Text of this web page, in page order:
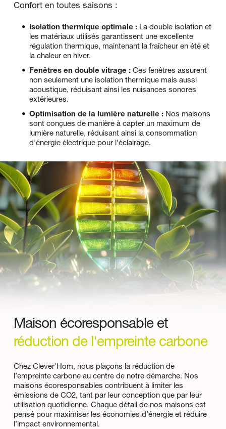
Confort en toutes saisons :
Isolation thermique optimale : La double isolation et
les matériaux utilisés garantissent une excellente
régulation thermique, maintenant la fraîcheur en été et
la chaleur en hiver.
Fenêtres en double vitrage : Ces fenêtres assurent
non seulement une isolation thermique mais aussi
acoustique, réduisant ainsi les nuisances sonores
extérieures.
Optimisation de la lumière naturelle : Nos maisons
sont conçues de manière à capter un maximum de
lumière naturelle, réduisant ainsi la consommation
d’énergie électrique pour l’éclairage.
Maison écoresponsable et
réduction de l'empreinte carbone
Chez Clever'Hom, nous plaçons la réduction de
l’empreinte carbone au centre de notre démarche. Nos
maisons écoresponsables contribuent à limiter les
émissions de CO2, tant par leur conception que par leur
utilisation quotidienne. Chaque détail de nos maisons est
pensé pour maximiser les économies d’énergie et réduire
l’impact environnemental.